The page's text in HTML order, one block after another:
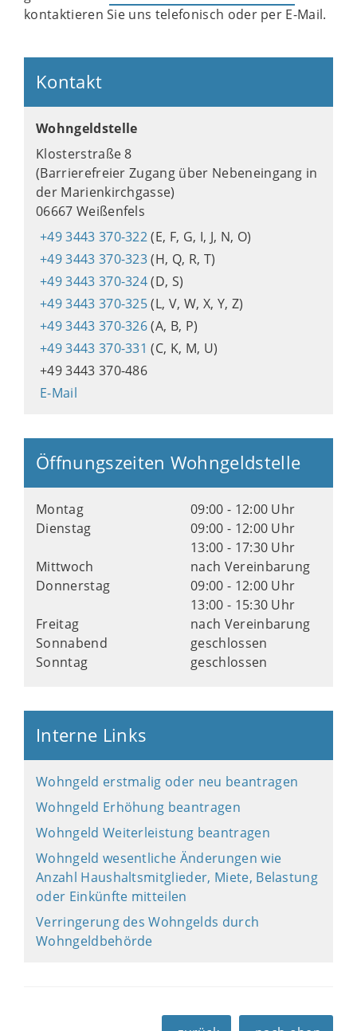
kontaktieren Sie uns telefonisch oder per E-Mail.
Kontakt
Wohngeldstelle
Klosterstraße 8
(Barrierefreier Zugang über Nebeneingang in
der Marienkirchgasse)
06667 Weißenfels
+49 3443 370-322(E, F, G, I, J, N, O)
+49 3443 370-323(H, Q, R, T)
+49 3443 370-324(D, S)
+49 3443 370-325(L, V, W, X, Y, Z)
+49 3443 370-326(A, B, P)
+49 3443 370-331 (C, K, M, U)
+49 3443 370-486
E-Mail
Öffnungszeiten Wohngeldstelle
Montag
09:00 - 12:00 Uhr
Dienstag
09:00 - 12:00 Uhr
13:00 - 17:30 Uhr
Mittwoch
nach Vereinbarung
Donnerstag
09:00 - 12:00 Uhr
13:00 - 15:30 Uhr
Freitag
nach Vereinbarung
Sonnabend
geschlossen
Sonntag
geschlossen
Interne Links
Wohngeld erstmalig oder neu beantragen
Wohngeld Erhöhung beantragen
Wohngeld Weiterleistung beantragen
Wohngeld wesentliche Änderungen wie
Anzahl Haushaltsmitglieder, Miete, Belastung
oder Einkünfte mitteilen
Verringerung des Wohngelds durch
Wohngeldbehörde